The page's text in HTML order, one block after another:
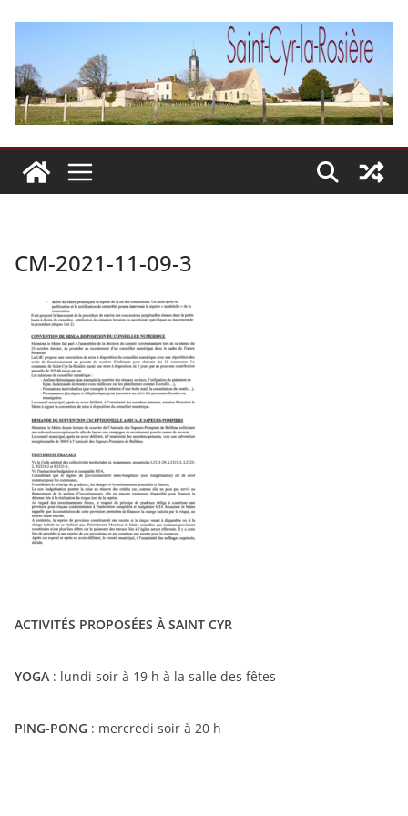
contenu
CM-2021-11-09-3
ACTIVITÉS PROPOSÉES À SAINT CYR
YOGA : lundi soir à 19 h à la salle des fêtes
PING-PONG : mercredi soir à 20 h